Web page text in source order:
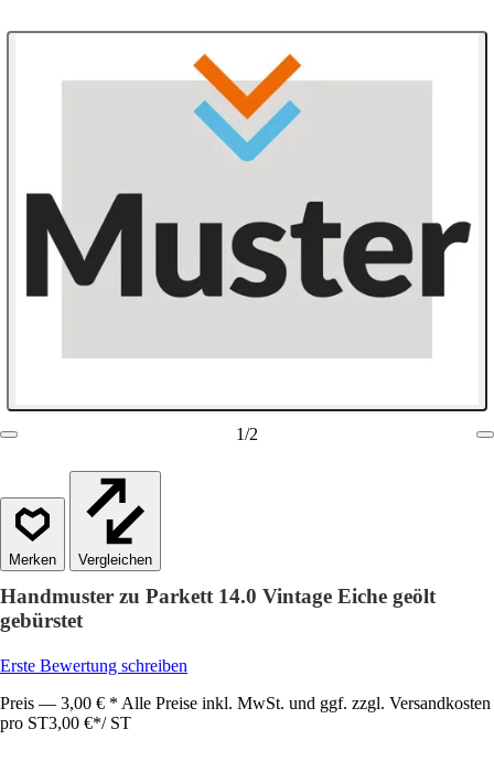
1/2
Vergleichen
Handmuster zu Parkett 14.0 Vintage Eiche geölt
gebürstet
Erste Bewertung schreiben
Preis — 3,00 € * Alle Preise inkl. MwSt. und ggf. zzgl. Versandkosten
pro ST3,00 €*/ ST